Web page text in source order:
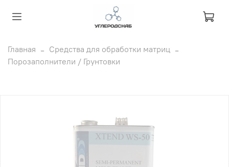
Главная
Средства для обработки матриц
Порозаполнители / Грунтовки